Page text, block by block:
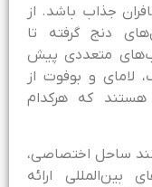
جذاب باشد. از
دنج گرفته تا
متعددی پیش
و بوفوت از
که هرکدام
اختصاصی،
ارائه